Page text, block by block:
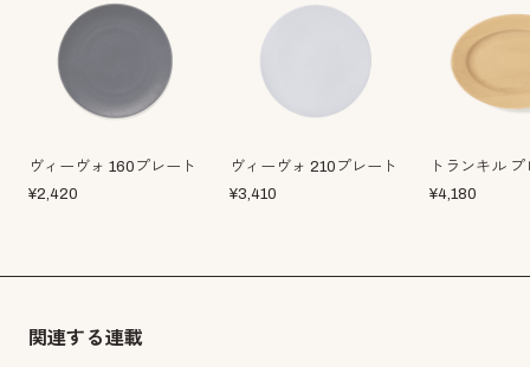
ヴィーヴォ 160プレート
¥2,420
ヴィーヴォ 210プレート
¥3,410
トランキル
¥4,180
関連する連載